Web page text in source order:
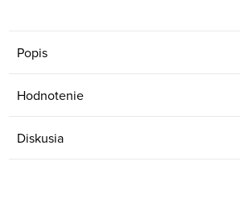
Popis
Hodnotenie
Diskusia